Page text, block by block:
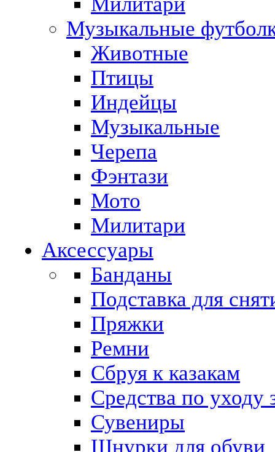
Музыкальные
Животные
Птицы
Индейцы
Музыкальные
Черепа
Фэнтази
Мото
Милитари
Аксессуары
Банданы
Подставка для
Пряжки
Ремни
Сбруя к казакам
Средства по уходу
Сувениры
Шнурки для обуви